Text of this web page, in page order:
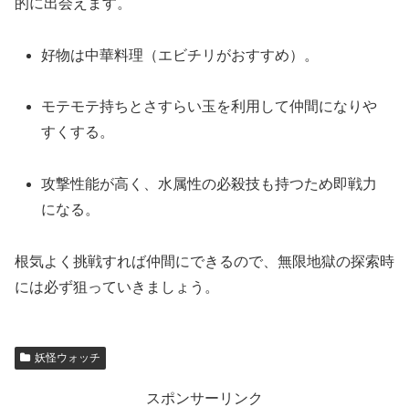
好物は中華料理（エビチリがおすすめ）。
モテモテ持ちとさすらい玉を利用して仲間になりや
すくする。
攻撃性能が高く、水属性の必殺技も持つため即戦力
になる。
根気よく挑戦すれば仲間にできるので、無限地獄の探索時
には必ず狙っていきましょう。
妖怪ウォッチ
スポンサーリンク